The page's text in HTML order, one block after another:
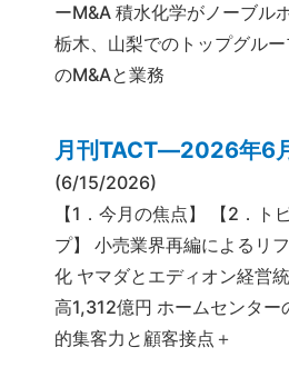
ーM&A 積水化学がノーブル
栃木、山梨でのトップグル
のM&Aと業務
月刊TACT―2026年6
(6/15/2026)
【1．今月の焦点】 【2．ト
プ】 小売業界再編によるリ
化 ヤマダとエディオン経営
高1,312億円 ホームセンター
的集客力と顧客接点＋